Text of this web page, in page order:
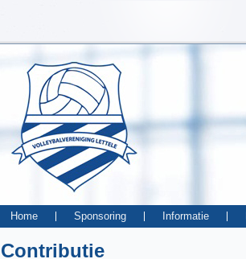
Home Sponsoring Informatie
Contributie